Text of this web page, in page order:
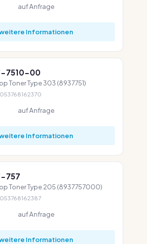
auf Anfrage
Informationen
7510-00
Toner Type 303 (8937751)
auf Anfrage
Informationen
757
Toner Type 205 (8937757000)
auf Anfrage
Informationen